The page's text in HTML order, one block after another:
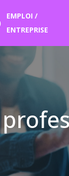
EMPLOI /
ENTREPRISE